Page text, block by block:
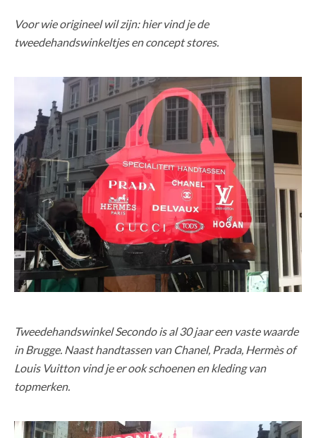
Voor wie origineel wil zijn: hier vind je de
tweedehandswinkeltjes en concept stores.
Tweedehandswinkel Secondo is al 30 jaar een vaste waarde
in Brugge. Naast handtassen van Chanel, Prada, Hermès of
Louis Vuitton vind je er ook schoenen en kleding van
topmerken.